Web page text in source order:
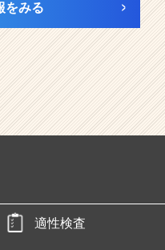
をみる
適性検査